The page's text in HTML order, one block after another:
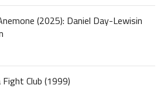
(2025): Daniel Day-Lewisin
Club (1999)